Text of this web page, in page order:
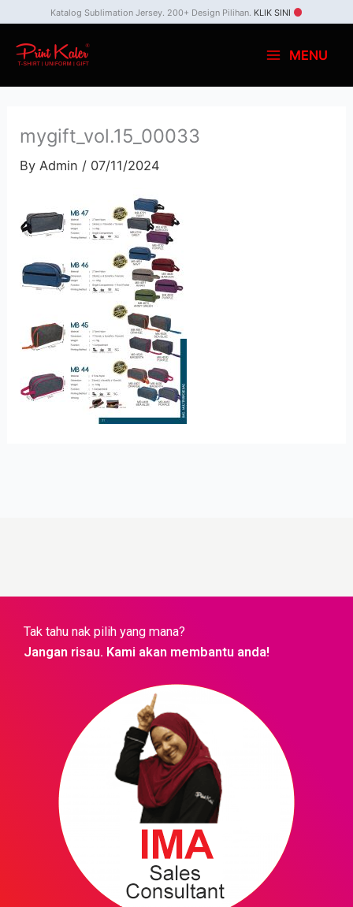
content
Katalog Sublimation Jersey. 200+ Design Pilihan. KLIK SINI
MENU
mygift_vol.15_00033
ByAdmin / 07/11/2024
Tak tahu nak pilih yang mana?
Jangan risau. Kami akan membantu anda!